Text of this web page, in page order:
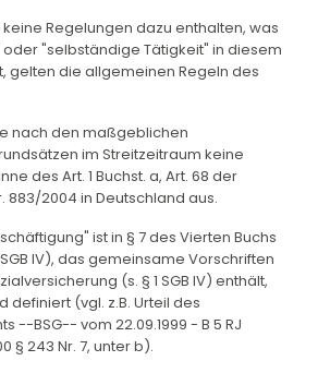
keine Regelungen dazu enthalten, was
"selbständige Tätigkeit" in diesem
gelten die allgemeinen Regeln des
nach den maßgeblichen
im Streitzeitraum keine
des Art. 1 Buchst. a, Art. 68 der
883/2004 in Deutschland aus.
ist in § 7 des Vierten Buchs
IV), das gemeinsame Vorschriften
(s. § 1 SGB IV) enthält,
(vgl. z.B. Urteil des
--BSG-- vom 22.09.1999 - B 5 RJ
§ 243 Nr. 7, unter b).